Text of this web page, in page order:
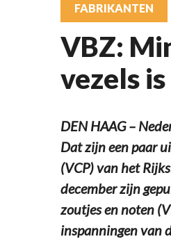
FABRIKANTEN
VBZ:
vezels
DEN HAAG –
Dat zijn een paar
(VCP) van het
december zijn
zoutjes en noten
inspanningen van